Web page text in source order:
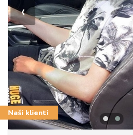
‹
Naši klienti